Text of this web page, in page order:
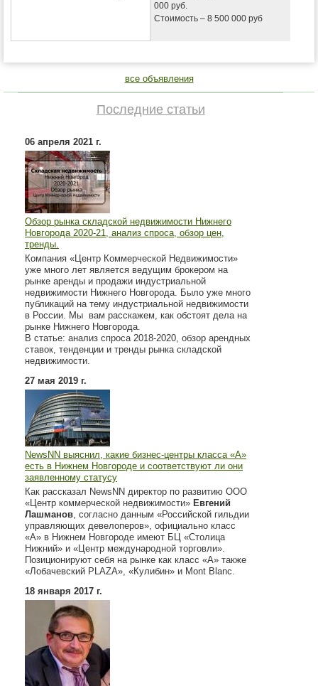
000 руб.
Стоимость – 8 500 000 руб
все объявления
Последние статьи
06 апреля 2021 г.
Обзор рынка складской недвижимости Нижнего
Новгорода 2020-21, анализ спроса, обзор цен,
тренды.
Компания «Центр Коммерческой Недвижимости»
уже много лет является ведущим брокером на
рынке аренды и продажи индустриальной
недвижимости Нижнего Новгорода. Было уже много
публикаций на тему индустриальной недвижимости
в России. Мы вам расскажем, как обстоят дела на
рынке Нижнего Новгорода.
В статье: анализ спроса 2018-2020, обзор арендных
ставок, тенденции и тренды рынка складской
недвижимости.
27 мая 2019 г.
NewsNN выяснил, какие бизнес-центры класса «А»
есть в Нижнем Новгороде и соответствуют ли они
заявленному статусу
Как рассказал NewsNN директор по развитию ООО
«Центр коммерческой недвижимости» Евгений
Лашманов, согласно данным «Российской гильдии
управляющих девелоперов», официально класс
«А» в Нижнем Новгороде имеют БЦ «Столица
Нижний» и «Центр международной торговли».
Позиционируют себя на рынке как класс «А» также
«Лобачевский PLAZA», «Кулибин» и Mont Blanc.
18 января 2017 г.